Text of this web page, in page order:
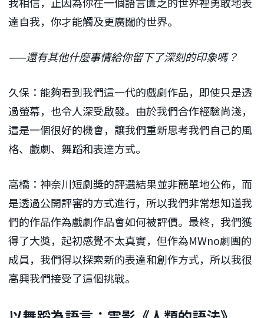
達自我，你才能觸及更廣闊的世界。
——還有其他什麼事情給你留下了深刻的印象嗎？
久保：能夠看到我們這一代的戲劇作品，即使只是透
過螢幕，也令人深受啟發。由於我們合作經驗尚淺，
這是一個很好的機會，讓我們重新思考我們自己的風
格、戲劇、舞蹈和表達方式。
高橋：神奈川短劇獎的評選結果並非簡單地公佈，而
是透過公開評審的方式進行，所以我們非常想知道我
們的作品作為戲劇作品會如何被評價。最終，我們獲
得了大獎，起初感覺不太真實，但作為MWno劇團的
成員，我們得以探索新的表達和創作方式，所以我很
高興我們接受了這個挑戰。